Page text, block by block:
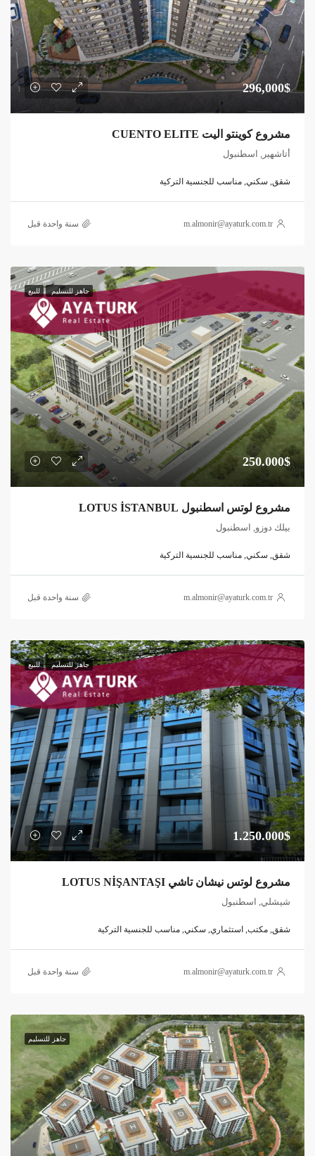
296,000$
مشروع كوينتو اليت CUENTO ELITE
أتاشهير, اسطنبول
شقق, سكني, مناسب للجنسية التركية
m.almonir@ayaturk.com.tr ‏سنة واحدة قبل
جاهز للتسليم للبيع
250.000$
مشروع لوتس اسطنبول LOTUS İSTANBUL
بيلك دوزو, اسطنبول
شقق, سكني, مناسب للجنسية التركية
m.almonir@ayaturk.com.tr ‏سنة واحدة قبل
جاهز للتسليم للبيع
1.250.000$
مشروع لوتس نيشان تاشي LOTUS NİŞANTAŞI
شيشلي, اسطنبول
شقق, مكتب, استثماري, سكني, مناسب للجنسية التركية
m.almonir@ayaturk.com.tr ‏سنة واحدة قبل
جاهز للتسليم